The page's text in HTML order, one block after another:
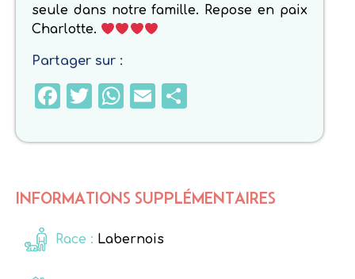
seule dans notre famille. Repose en paix
Charlotte.
Partager sur :
Facebook
Twitter
WhatsApp
Email
INFORMATIONS SUPPLÉMENTAIRES
Race : Labernois